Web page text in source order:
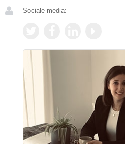
Sociale media: